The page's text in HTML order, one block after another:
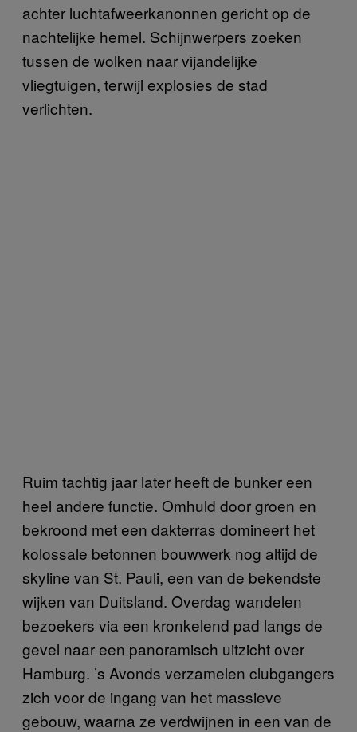
achter luchtafweerkanonnen gericht op de
nachtelijke hemel. Schijnwerpers zoeken
tussen de wolken naar vijandelijke
vliegtuigen, terwijl explosies de stad
verlichten.
Ruim tachtig jaar later heeft de bunker een
heel andere functie. Omhuld door groen en
bekroond met een dakterras domineert het
kolossale betonnen bouwwerk nog altijd de
skyline van St. Pauli, een van de bekendste
wijken van Duitsland. Overdag wandelen
bezoekers via een kronkelend pad langs de
gevel naar een panoramisch uitzicht over
Hamburg. ’s Avonds verzamelen clubgangers
zich voor de ingang van het massieve
gebouw, waarna ze verdwijnen in een van de